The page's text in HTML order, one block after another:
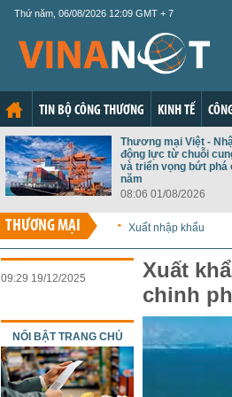
Thứ năm, 06/08/2026 12:09 GMT + 7
TIN BỘ CÔNG THƯƠNG KINH TẾ
Thương mại Việt -
động lực từ chuỗi
và triển vọng bứt phá
năm
08:06 01/08/2026
THƯƠNG MẠI Xuất nhập khẩu
Xuất
chinh
09:29 19/12/2025
NỔI BẬT TRANG CHỦ